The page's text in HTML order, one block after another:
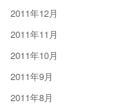
2011年12月
2011年11月
2011年10月
2011年9月
2011年8月